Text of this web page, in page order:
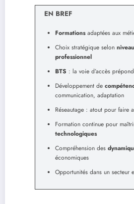
EN BREF
Formationsadaptées aux
Choix stratégique selon niveau
professionnel
BTS : la voie d’accès
Développement de
communication, adaptation
Réseautage : atout pour faire
Formation continue pour
technologiques
Compréhension des
économiques
Opportunités dans un secteur